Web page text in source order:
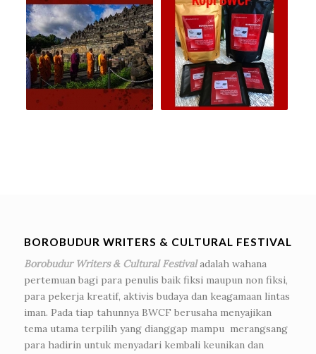
BOROBUDUR WRITERS & CULTURAL FESTIVAL
Borobudur Writers & Cultural Festivaladalah wahana
pertemuan bagi para penulis baik fiksi maupun non fiksi,
para pekerja kreatif, aktivis budaya dan keagamaan lintas
iman. Pada tiap tahunnya BWCF berusaha menyajikan
tema utama terpilih yang dianggap mampu merangsang
para hadirin untuk menyadari kembali keunikan dan